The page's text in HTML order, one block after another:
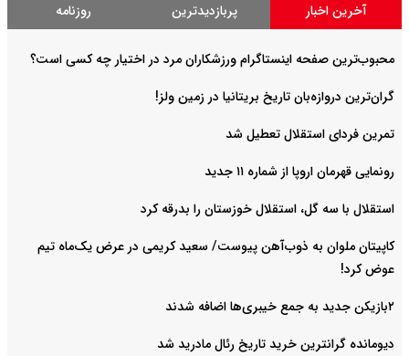
آخرین اخبار پربازدیدترین روزنامه
محبوب‌ترین صفحه اینستاگرام ورزشکاران مرد در اختیار چه کسی است؟
گران‌ترین دروازه‌بان تاریخ بریتانیا در زمین ولز!
تمرین فردای استقلال تعطیل شد
رونمایی قهرمان اروپا از شماره ۱۱ جدید
استقلال با سه گل، استقلال خوزستان را بدرقه کرد
کاپیتان ملوان به ذوب‌آهن پیوست/ سعید کریمی در عرض یک‌ماه تیم
عوض کرد!
۲بازیکن جدید به جمع خیبری‌ها اضافه شدند
دیومانده گرانترین خرید تاریخ رئال مادرید شد